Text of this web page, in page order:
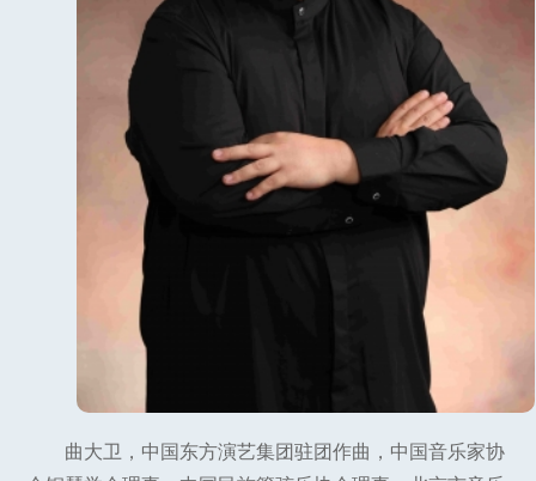
曲大卫，中国东方演艺集团驻团作曲，中国音乐家协